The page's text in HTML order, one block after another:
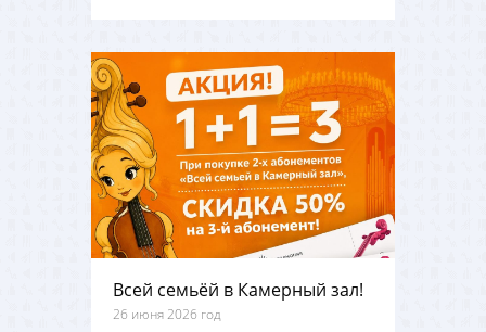
Всей семьёй в Камерный зал!
26 июня 2026 год